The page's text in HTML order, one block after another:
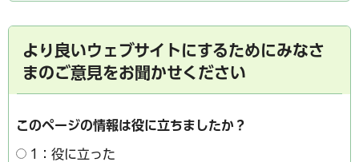
より良いウェブサイトにするためにみなさ
まのご意見をお聞かせください
このページの情報は役に立ちましたか？
1：役に立った